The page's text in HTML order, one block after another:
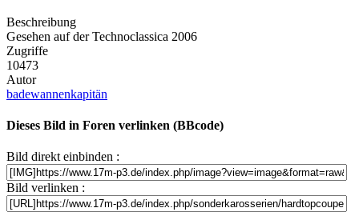
Beschreibung
Gesehen auf der Technoclassica 2006
Zugriffe
10473
Autor
badewannenkapitän
Dieses Bild in Foren verlinken (BBcode)
Bild direkt einbinden :
Bild verlinken :